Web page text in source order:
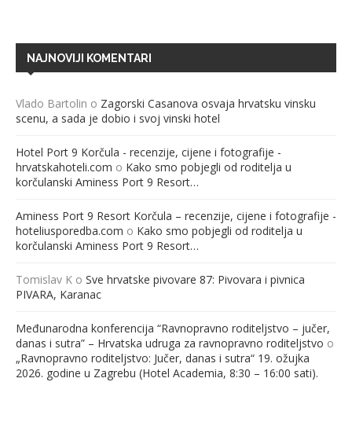
NAJNOVIJI KOMENTARI
Vlado Bartolin o Zagorski Casanova osvaja hrvatsku vinsku
scenu, a sada je dobio i svoj vinski hotel
Hotel Port 9 Korčula - recenzije, cijene i fotografije -
hrvatskahoteli.com o Kako smo pobjegli od roditelja u
korčulanski Aminess Port 9 Resort…
Aminess Port 9 Resort Korčula – recenzije, cijene i fotografije -
hoteliusporedba.com o Kako smo pobjegli od roditelja u
korčulanski Aminess Port 9 Resort…
Tomislav K o Sve hrvatske pivovare 87: Pivovara i pivnica
PIVARA, Karanac
Međunarodna konferencija “Ravnopravno roditeljstvo – jučer,
danas i sutra” – Hrvatska udruga za ravnopravno roditeljstvo o
„Ravnopravno roditeljstvo: Jučer, danas i sutra“ 19. ožujka
2026. godine u Zagrebu (Hotel Academia, 8:30 – 16:00 sati).